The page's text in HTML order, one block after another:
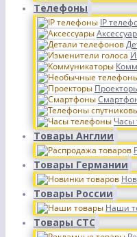
Телефоны
IP
Часы
Товары Англии
Товары Германии
Товары России
Наши
Товары СТС